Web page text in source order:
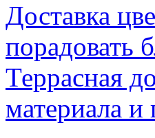
Доставка
порадовать
Террасная
материала и